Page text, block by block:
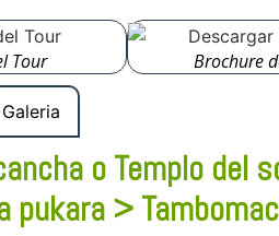
tours en Cusco?
Advisor?
en Cusco?
Tour Brochure
Galeria
o Templo del
pukara >